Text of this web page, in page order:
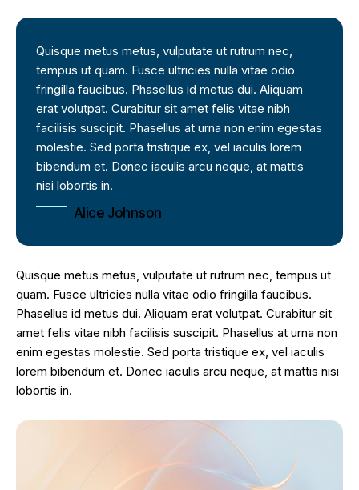
Quisque metus metus, vulputate ut rutrum nec,
tempus ut quam. Fusce ultricies nulla vitae odio
fringilla faucibus. Phasellus id metus dui. Aliquam
erat volutpat. Curabitur sit amet felis vitae nibh
facilisis suscipit. Phasellus at urna non enim egestas
molestie. Sed porta tristique ex, vel iaculis lorem
bibendum et. Donec iaculis arcu neque, at mattis
nisi lobortis in.
Alice Johnson
Quisque metus metus, vulputate ut rutrum nec, tempus ut
quam. Fusce ultricies nulla vitae odio fringilla faucibus.
Phasellus id metus dui. Aliquam erat volutpat. Curabitur sit
amet felis vitae nibh facilisis suscipit. Phasellus at urna non
enim egestas molestie. Sed porta tristique ex, vel iaculis
lorem bibendum et. Donec iaculis arcu neque, at mattis nisi
lobortis in.